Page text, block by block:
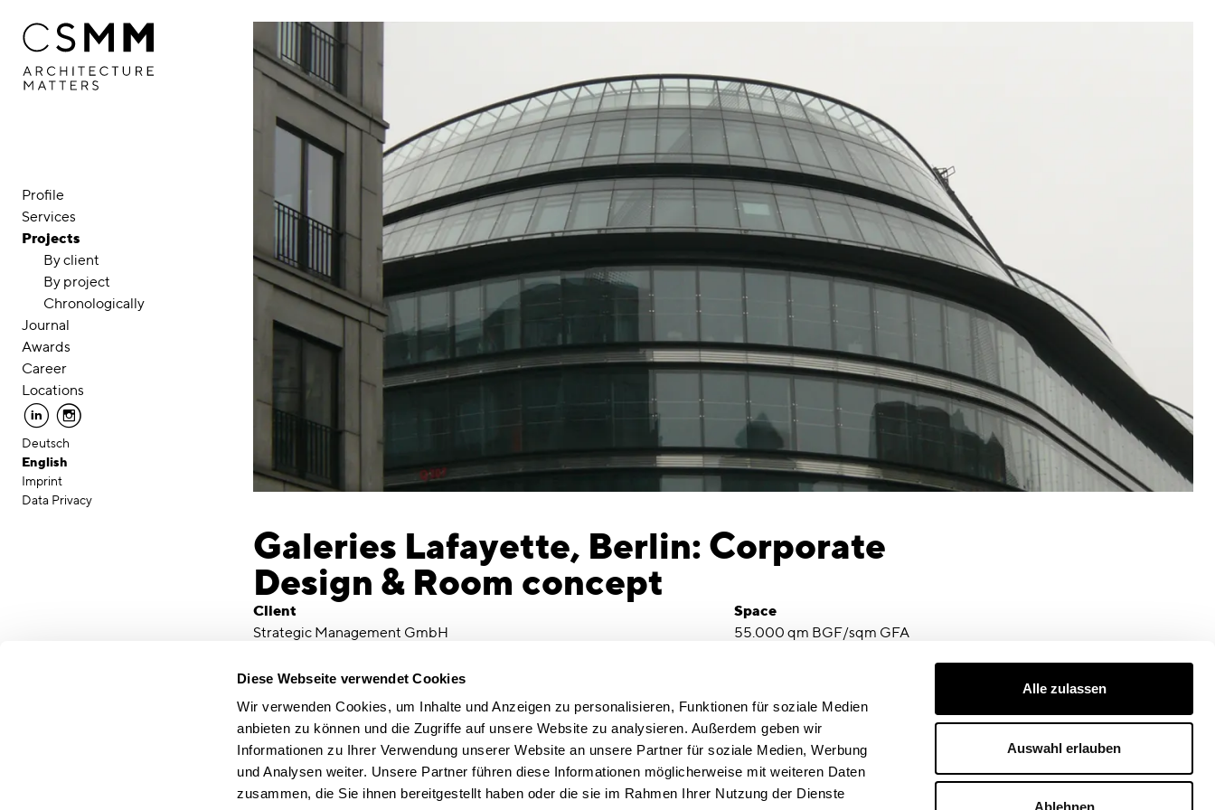
Diese Webseite verwendet Cookies
Wir verwenden Cookies, um Inhalte und Anzeigen zu personalisieren, Funktionen für soziale Medien
anbieten zu können und die Zugriffe auf unsere Website zu analysieren. Außerdem geben wir
Informationen zu Ihrer Verwendung unserer Website an unsere Partner für soziale Medien, Werbung
und Analysen weiter. Unsere Partner führen diese Informationen möglicherweise mit weiteren Daten
zusammen, die Sie ihnen bereitgestellt haben oder die sie im Rahmen Ihrer Nutzung der Dienste
Alle zulassen
Auswahl erlauben
Ablehnen
Profile
Services
Projects
By client
By project
Chronologically
Journal
Awards
Career
Locations
linkedin instagram
Deutsch
English
Imprint
Data Privacy
Galeries Lafayette, Berlin: Corporate
Design & Room concept
Client
Strategic Management GmbH
Berlin
Floor plan analysis, marketing and usage concept
Space
55.000 qm BGF/sqm GFA
Building Architect
Jean Nouvel, Paris
New Positioning and strategic concept for a new identity.
The shopping mall situated in a prime location is to be re-established as
a destination for high-end retail brands with increased customer
frequencies throughout the whole building.